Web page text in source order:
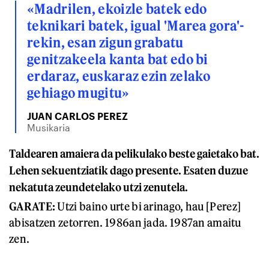
«Madrilen, ekoizle batek edo
teknikari batek, igual 'Marea gora'-
rekin, esan zigun grabatu
genitzakeela kanta bat edo bi
erdaraz, euskaraz ezin zelako
gehiago mugitu»
JUAN CARLOS PEREZ
Musikaria
Taldearen amaiera da pelikulako beste gaietako bat.
Lehen sekuentziatik dago presente. Esaten duzue
nekatuta zeundetelako utzi zenutela.
GARATE:Utzi baino urte bi arinago, hau [Perez]
abisatzen zetorren. 1986an jada. 1987an amaitu
zen.